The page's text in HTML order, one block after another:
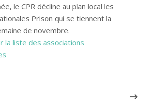
le CPR décline au plan local les
Prison qui se tiennent la
de novembre.
la liste des associations